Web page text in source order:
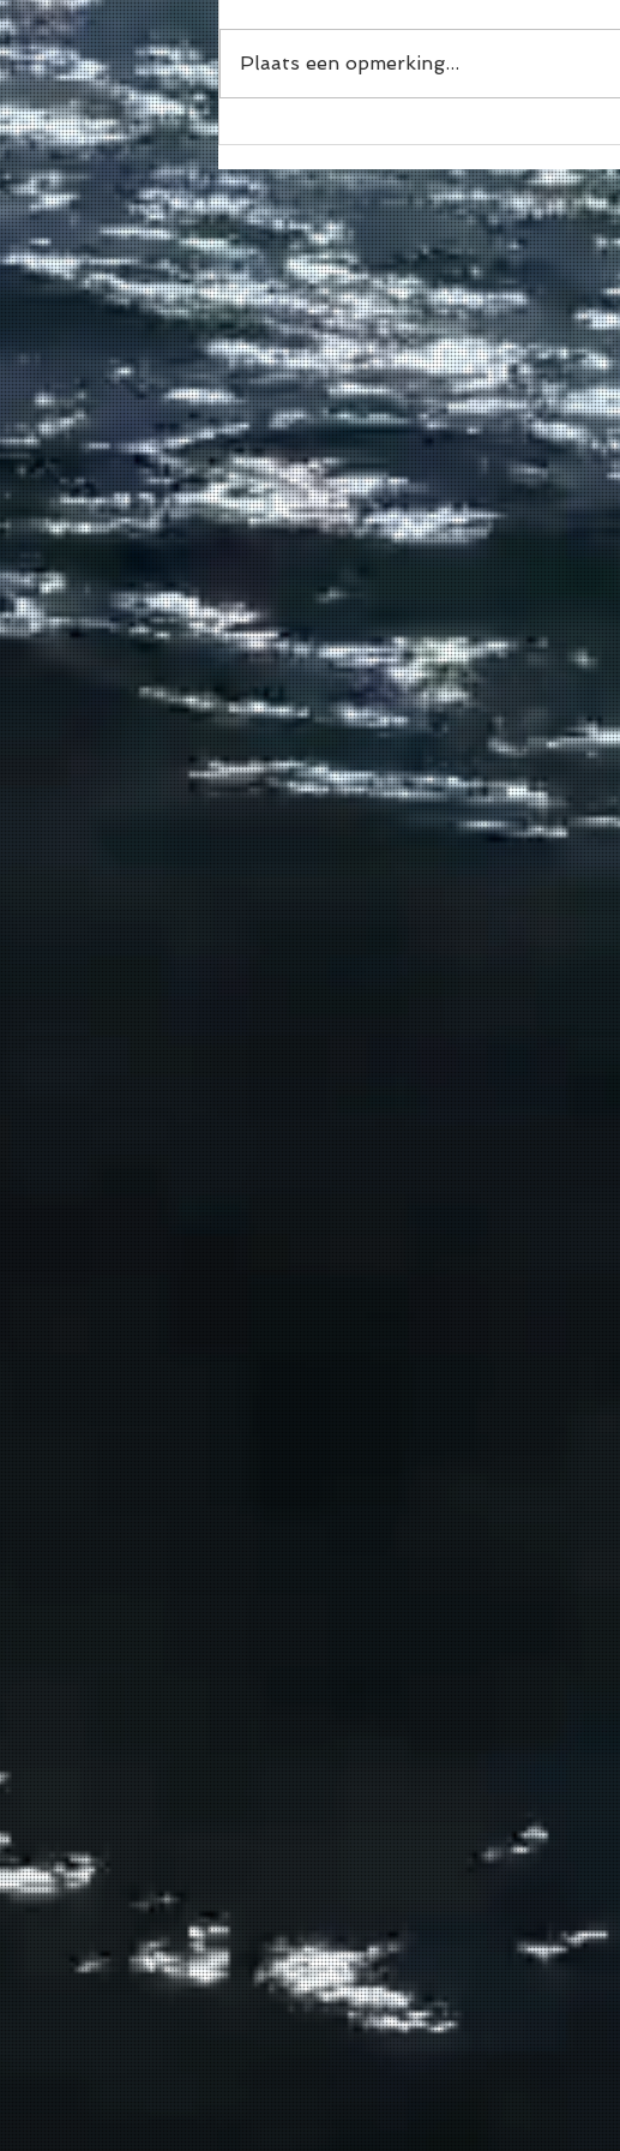
Hazewinkel
Plaats een opmerking...